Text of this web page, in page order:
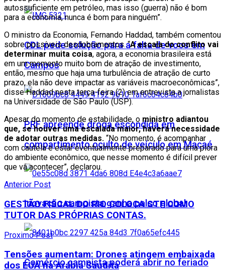
CDL pede solução para a falta de voos em
Campos
PRF apreende droga escondida em
compartimento oculto de veículo em Macaé
Inovação campista ganha palco global
Comércio campista poderá abrir no feriado
autossuficiente em petróleo, mas isso (guerra) não é bom
para a economia, nunca é bom para ninguém”.
O ministro da Economia, Fernando Haddad, também comentou
sobre possíveis desdobramentos. “A escala do conflito vai
determinar muita coisa, agora, a economia brasileira está
em um momento muito bom de atração de investimento,
então, mesmo que haja uma turbulência de atração de curto
prazo, ela não deve impactar as variáveis macroeconômicas”,
disse Haddad nesta terça-feira (2) em entrevista a jornalistas
na Universidade de São Paulo (USP).
Apesar do momento de estabilidade, o ministro adiantou
que, se houver uma escalada maior, haverá necessidade
de adotar outras medidas. “No momento, é acompanhar
com cautela e estar eventualmente preparado para uma piora
do ambiente econômico, que nesse momento é difícil prever
que vá acontecer”, declarou.
Anterior Post
GESTÃO FISCAL DO RIO COLOCA STF COMO
TUTOR DAS PRÓPRIAS CONTAS.
Proximo Post
Tensões aumentam: Drones atingem embaixada
dos EUA na Arábia Saudita